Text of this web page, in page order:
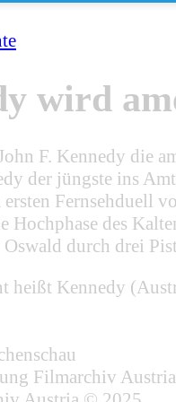
wird
F. Kennedy die
der jüngste ins
ersten
des
durch drei
heißt Kennedy
Filmarchiv Austria